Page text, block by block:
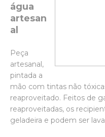
água
artesan
al
Peça
artesanal,
pintada a
mão com tintas não
reaproveitado. Feitos de
reaproveitadas, os
geladeira e podem ser